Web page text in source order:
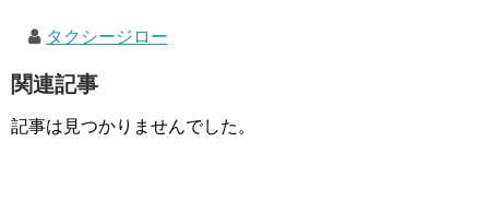
タクシージロー
関連記事
記事は見つかりませんでした。